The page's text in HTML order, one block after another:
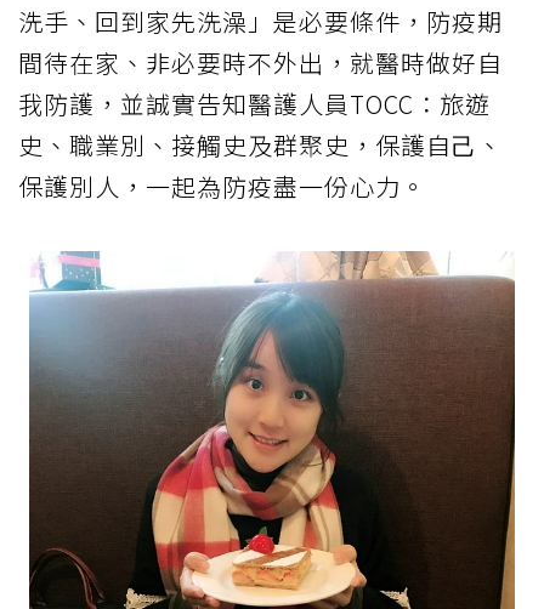
洗⼿、回到家先洗澡」是必要條件，防疫期
間待在家、非必要時不外出，就醫時做好⾃
我防護，並誠實告知醫護⼈員TOCC：旅遊
史、職業別、接觸史及群聚史，保護⾃⼰、
保護別⼈，⼀起為防疫盡⼀份⼼⼒。